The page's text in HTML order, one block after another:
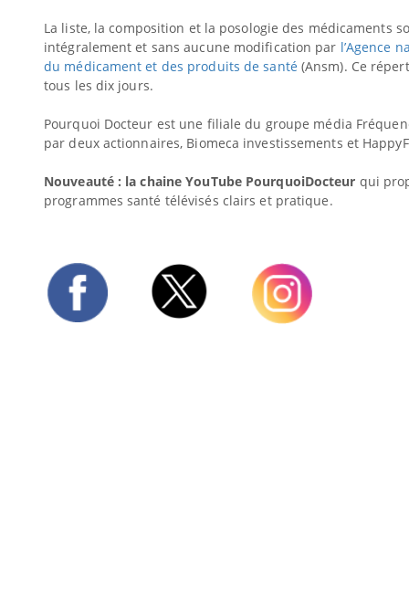
La liste, la composition et la posologie des médicaments
intégralement et sans aucune modification par l’Agence
du médicament et des produits de santé (Ansm). Ce
tous les dix jours.
Pourquoi Docteur est une filiale du groupe média
par deux actionnaires, Biomeca investissements et
Nouveauté : la chaine YouTube PourquoiDocteur qui
programmes santé télévisés clairs et pratique.